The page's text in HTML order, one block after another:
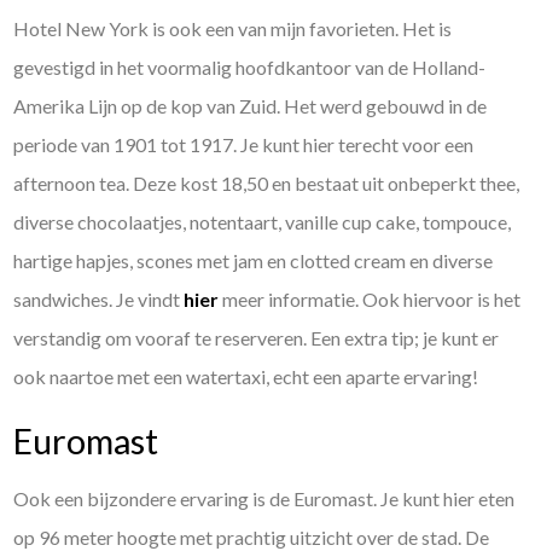
Hotel New York is ook een van mijn favorieten. Het is
gevestigd in het voormalig hoofdkantoor van de Holland-
Amerika Lijn op de kop van Zuid. Het werd gebouwd in de
periode van 1901 tot 1917. Je kunt hier terecht voor een
afternoon tea. Deze kost 18,50 en bestaat uit onbeperkt thee,
diverse chocolaatjes, notentaart, vanille cup cake, tompouce,
hartige hapjes, scones met jam en clotted cream en diverse
sandwiches. Je vindt hiermeer informatie. Ook hiervoor is het
verstandig om vooraf te reserveren. Een extra tip; je kunt er
ook naartoe met een watertaxi, echt een aparte ervaring!
Euromast
Ook een bijzondere ervaring is de Euromast. Je kunt hier eten
op 96 meter hoogte met prachtig uitzicht over de stad. De